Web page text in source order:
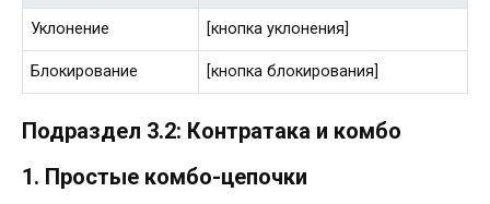
Уклонение [кнопка уклонения]
Блокирование [кнопка блокирования]
Подраздел 3.2: Контратака и комбо
1. Простые комбо-цепочки